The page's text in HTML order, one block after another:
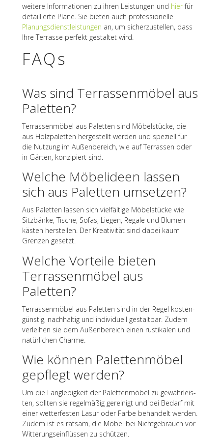
weitere Infor­ma­tio­nen zu ihren Leis­tun­gen und hierfür
detail­lierte Pläne. Sie bieten auch profes­sio­nelle
Planungs­dienst­leis­tun­gen an, um sicher­zu­stel­len, dass
Ihre Terrasse perfekt gestal­tet wird.
FAQs
Was sind Terras­sen­mö­bel aus
Paletten?
Terras­sen­mö­bel aus Palet­ten sind Möbel­stü­cke, die
aus Holz­pa­let­ten herge­stellt werden und spezi­ell für
die Nutzung im Außen­be­reich, wie auf Terras­sen oder
in Gärten, konzi­piert sind.
Welche Möbel­ideen lassen
sich aus Palet­ten umsetzen?
Aus Palet­ten lassen sich viel­fäl­tige Möbel­stü­cke wie
Sitz­bänke, Tische, Sofas, Liegen, Regale und Blumen­
käs­ten herstel­len. Der Krea­ti­vi­tät sind dabei kaum
Gren­zen gesetzt.
Welche Vorteile bieten
Terras­sen­mö­bel aus
Paletten?
Terras­sen­mö­bel aus Palet­ten sind in der Regel kosten­
güns­tig, nach­hal­tig und indi­vi­du­ell gestalt­bar. Zudem
verlei­hen sie dem Außen­be­reich einen rusti­ka­len und
natür­li­chen Charme.
Wie können Palet­ten­mö­bel
gepflegt werden?
Um die Lang­le­big­keit der Palet­ten­mö­bel zu gewähr­leis­
ten, soll­ten sie regel­mä­ßig gerei­nigt und bei Bedarf mit
einer wetter­fes­ten Lasur oder Farbe behan­delt werden.
Zudem ist es ratsam, die Möbel bei Nicht­ge­brauch vor
Witte­rungs­ein­flüs­sen zu schützen.